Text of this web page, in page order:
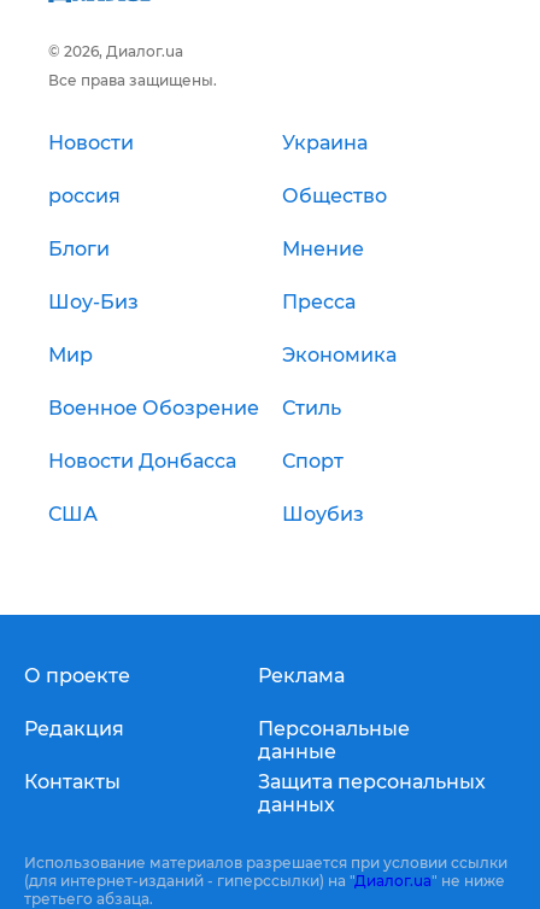
© 2026, Диалог.ua
Все права защищены.
Новости Украина
россия Общество
Блоги Мнение
Шоу-Биз Пресса
Мир Экономика
Военное Обозрение Стиль
Новости Донбасса Спорт
США Шоубиз
О проекте
Редакция
Контакты
Реклама
Персональные
данные
Защита персональных
данных
Использование материалов разрешается при условии ссылки
(для интернет-изданий - гиперссылки) на "Диалог.ua" не ниже
третьего абзаца.